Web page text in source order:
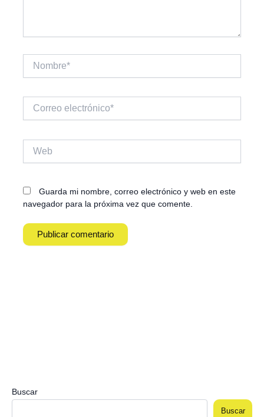
Correo
electrónico*
Guarda mi nombre, correo electrónico y web en este
navegador para la próxima vez que comente.
Buscar
Buscar